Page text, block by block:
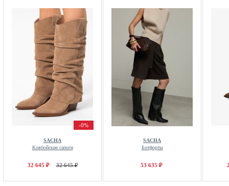
-0%
SACHA
Ковбойские сапоги
32 645 ₽ 32 645 ₽
SACHA
Ботфорты
53 635 ₽